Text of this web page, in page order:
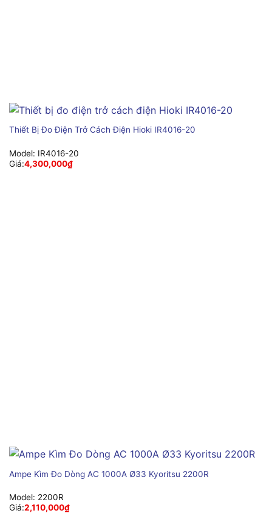
Thiết Bị Đo Điện Trở Cách Điện Hioki IR4016-20
Model: IR4016-20
Giá:4,300,000₫
Ampe Kìm Đo Dòng AC 1000A Ø33 Kyoritsu 2200R
Model: 2200R
Giá:2,110,000₫